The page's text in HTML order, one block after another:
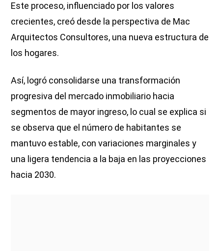
Este proceso, influenciado por los valores
crecientes, creó desde la perspectiva de Mac
Arquitectos Consultores, una nueva estructura de
los hogares.
Así, logró consolidarse una transformación
progresiva del mercado inmobiliario hacia
segmentos de mayor ingreso, lo cual se explica si
se observa que el número de habitantes se
mantuvo estable, con variaciones marginales y
una ligera tendencia a la baja en las proyecciones
hacia 2030.